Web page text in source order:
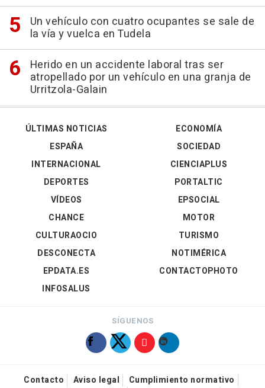
Un vehículo con cuatro ocupantes se sale de
la vía y vuelca en Tudela
Herido en un accidente laboral tras ser
atropellado por un vehículo en una granja de
Urritzola-Galain
ÚLTIMAS NOTICIAS
ESPAÑA
INTERNACIONAL
DEPORTES
VÍDEOS
ECONOMÍA
SOCIEDAD
CIENCIAPLUS
PORTALTIC
EPSOCIAL
CHANCE
CULTURAOCIO
DESCONECTA
EPDATA.ES
INFOSALUS
MOTOR
TURISMO
NOTIMÉRICA
CONTACTOPHOTO
SÍGUENOS
Contacto Aviso legal
Cumplimiento normativo